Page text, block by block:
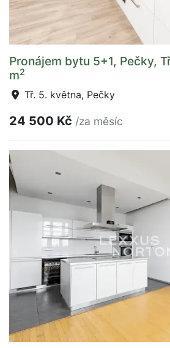
Pronájem bytu 5+1, Pečky,
m2
Tř. 5. května, Pečky
24 500 Kč /za měsíc